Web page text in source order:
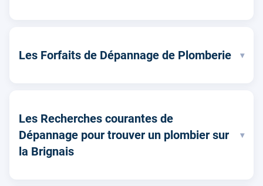
Les Forfaits de Dépannage de Plomberie ▾
Les Recherches courantes de
Dépannage pour trouver un plombier sur
la Brignais
▾